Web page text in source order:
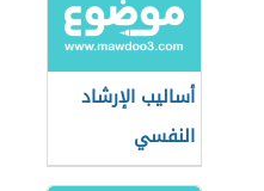
أساليب الإرشاد
النفسي